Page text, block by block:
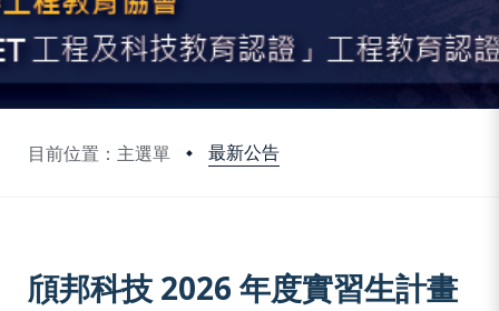
目前位置：主選單 最新公告
頎邦科技 2026 年度實習生計畫